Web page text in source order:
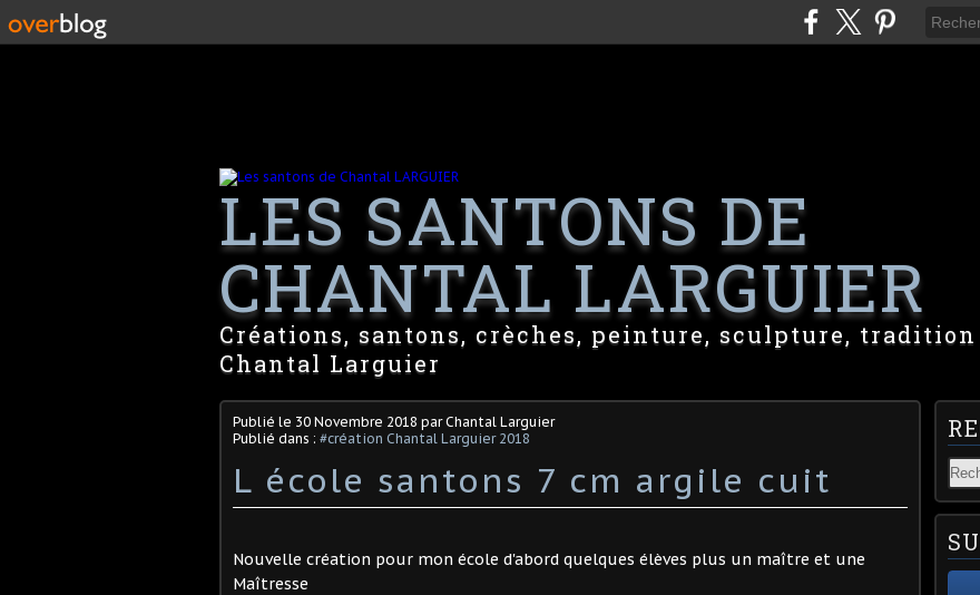
LES SANTONS DE
CHANTAL LARGUIER
Créations, santons, crèches, peinture, sculpture,
Chantal Larguier
Publié le 30 Novembre 2018 par Chantal Larguier
Publié dans : #création Chantal Larguier 2018
L école santons 7 cm argile cuit
Nouvelle création pour mon école d'abord quelques élèves plus un maître et une
Maîtresse